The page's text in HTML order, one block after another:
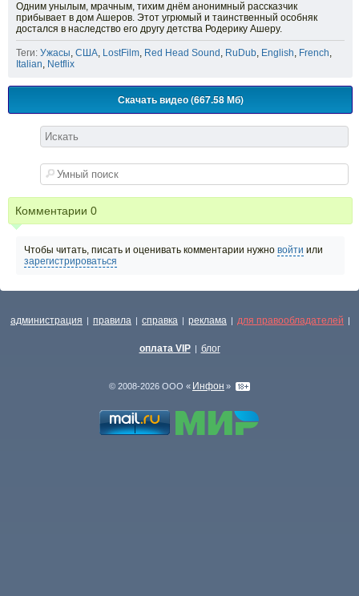
Одним унылым, мрачным, тихим днём анонимный рассказчик
прибывает в дом Ашеров. Этот угрюмый и таинственный особняк
достался в наследство его другу детства Родерику Ашеру.
Теги: Ужасы, США, LostFilm, Red Head Sound , RuDub, English, French,
Italian, Netflix
Скачать видео (667.58 Мб)
Комментарии 0
Чтобы читать, писать и оценивать комментарии нужно войти или
зарегистрироваться
администрация | правила | справка | реклама | для правообладателей |
оплата VIP | блог
© 2008-2026 ООО « Инфон »